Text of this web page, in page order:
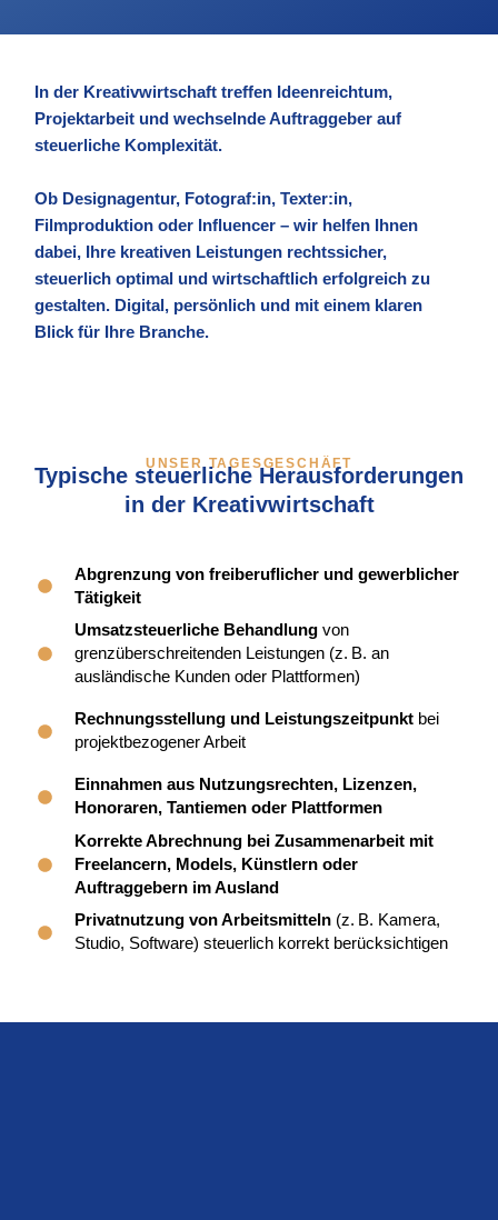
In der Kreativwirtschaft treffen Ideenreichtum,
Projektarbeit und wechselnde Auftraggeber auf
steuerliche Komplexität.
Ob Designagentur, Fotograf:in, Texter:in,
Filmproduktion oder Influencer – wir helfen Ihnen
dabei, Ihre kreativen Leistungen rechtssicher,
steuerlich optimal und wirtschaftlich erfolgreich zu
gestalten. Digital, persönlich und mit einem klaren
Blick für Ihre Branche.
UNSER TAGESGESCHÄFT
Typische steuerliche Herausforderungen
in der Kreativwirtschaft
Abgrenzung von freiberuflicher und gewerblicher
Tätigkeit
Umsatzsteuerliche Behandlungvon
grenzüberschreitenden Leistungen (z. B. an
ausländische Kunden oder Plattformen)
Rechnungsstellung und Leistungszeitpunktbei
projektbezogener Arbeit
Einnahmen aus Nutzungsrechten, Lizenzen,
Honoraren, Tantiemen oder Plattformen
Korrekte Abrechnung bei Zusammenarbeit mit
Freelancern, Models, Künstlern oder
Auftraggebern im Ausland
Privatnutzung von Arbeitsmitteln(z. B. Kamera,
Studio, Software) steuerlich korrekt berücksichtigen